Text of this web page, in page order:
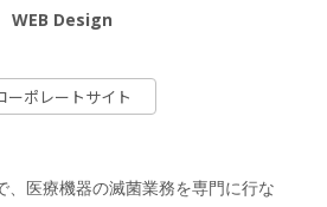
WEB Design
ーポレートサイト
、医療機器の滅菌業務を専門に行な